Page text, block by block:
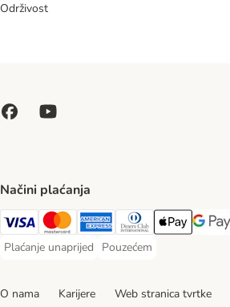
Održivost
Načini plaćanja
Visa Payment Method
MasterCard Payment Method
American Express Payment
Diners Club Payment
PaymentGoogle
Plaćanje unaprijed
Plaćanje unaprijed Payment Method
Pouzećem
Pouzećem Payment
O nama Karijere Web stranica tvrtke